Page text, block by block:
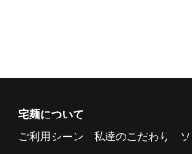
宅麺について
ご利用シーン
私達のこだわり